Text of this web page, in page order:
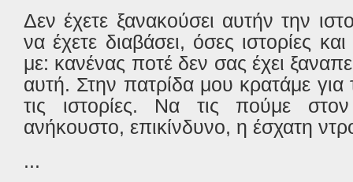
Δεν έχετε ξανακούσει αυτήν την
να έχετε διαβάσει, όσες ιστορίες
με: κανένας ποτέ δεν σας έχει
αυτή. Στην πατρίδα μου κρατάμε για
τις ιστορίες. Να τις πούμε
ανήκουστο, επικίνδυνο, η έσχατη
...